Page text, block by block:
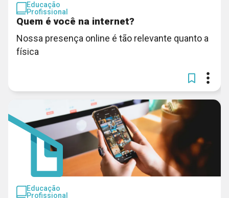
Educação
Profissional
Quem é você na internet?
Nossa presença online é tão relevante quanto a
física
Educação
Profissional